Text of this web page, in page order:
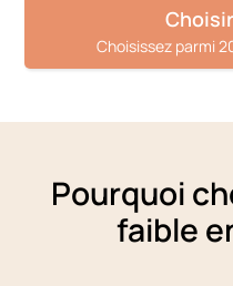
Choisissez parmi
Pourquoi
faible